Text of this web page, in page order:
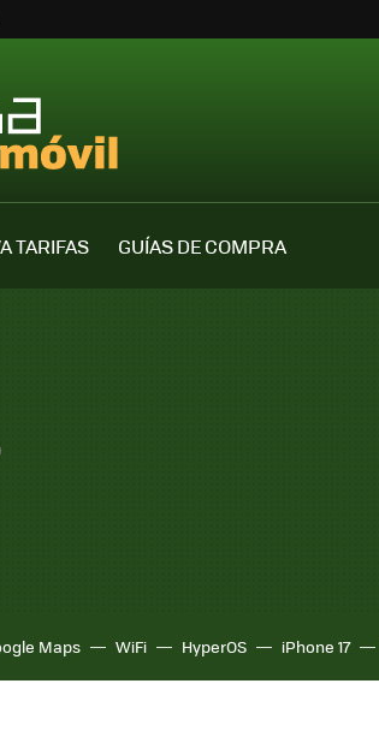
TARIFAS
GUÍAS DE COMPRA
Maps WiFi HyperOS iPhone 17